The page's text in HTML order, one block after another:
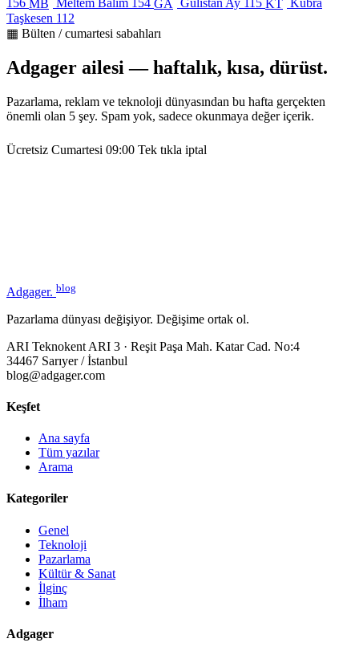
156 MB Meltem Balım 154 GA Gülistan Ay 115 KT Kübra
Taşkesen 112
▦ Bülten / cumartesi sabahları
Adgager ailesi — haftalık, kısa, dürüst.
Pazarlama, reklam ve teknoloji dünyasından bu hafta gerçekten
önemli olan 5 şey. Spam yok, sadece okunmaya değer içerik.
Ücretsiz Cumartesi 09:00 Tek tıkla iptal
Adgager. blog
Pazarlama dünyası değişiyor. Değişime ortak ol.
ARI Teknokent ARI 3 · Reşit Paşa Mah. Katar Cad. No:4
34467 Sarıyer / İstanbul
blog@adgager.com
Keşfet
Ana sayfa
Tüm yazılar
Arama
Kategoriler
Genel
Teknoloji
Pazarlama
Kültür & Sanat
İlginç
İlham
Adgager